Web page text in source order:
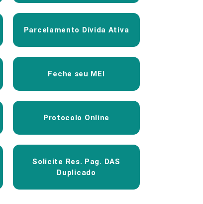
Parcelamento Dívida Ativa
Feche seu MEI
Protocolo Online
Solicite Res. Pag. DAS
Duplicado